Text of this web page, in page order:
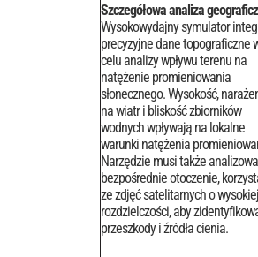
Szczegółowa analiza
Wysokowydajny symulator
precyzyjne dane topograficzne
celu analizy wpływu terenu na
natężenie promieniowania
słonecznego. Wysokość,
na wiatr i bliskość zbiorników
wodnych wpływają na lokalne
warunki natężenia
Narzędzie musi także
bezpośrednie otoczenie,
ze zdjęć satelitarnych o wysokiej
rozdzielczości, aby
przeszkody i źródła cienia.